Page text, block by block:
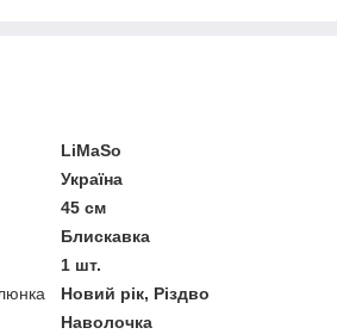
LiMaSo
Україна
45 см
Блискавка
1 шт.
Новий рік, Різдво
Наволочка